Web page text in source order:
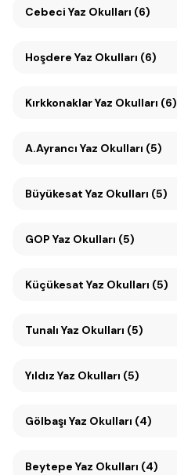
Cebeci Yaz Okulları (6)
Hoşdere Yaz Okulları (6)
Kırkkonaklar Yaz Okulları (6)
A.Ayrancı Yaz Okulları (5)
Büyükesat Yaz Okulları (5)
GOP Yaz Okulları (5)
Küçükesat Yaz Okulları (5)
Tunalı Yaz Okulları (5)
Yıldız Yaz Okulları (5)
Gölbaşı Yaz Okulları (4)
Beytepe Yaz Okulları (4)